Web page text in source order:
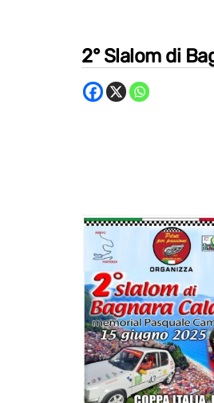
2° Slalom di